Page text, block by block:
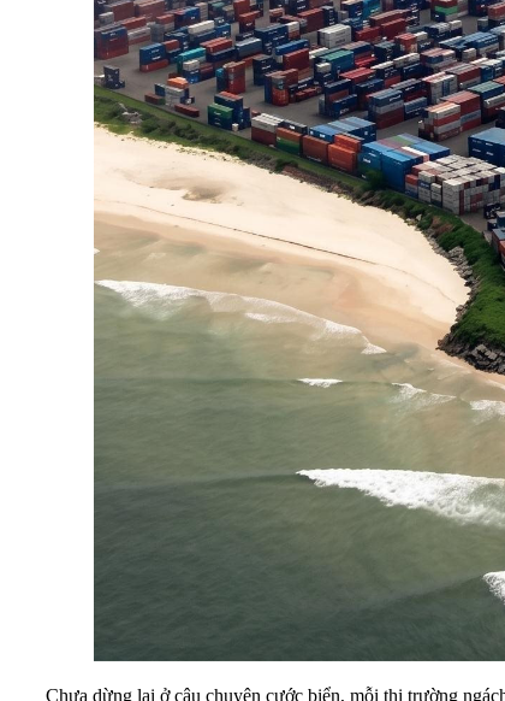
Chưa dừng lại ở câu chuyện cước biển, mỗi thị trường